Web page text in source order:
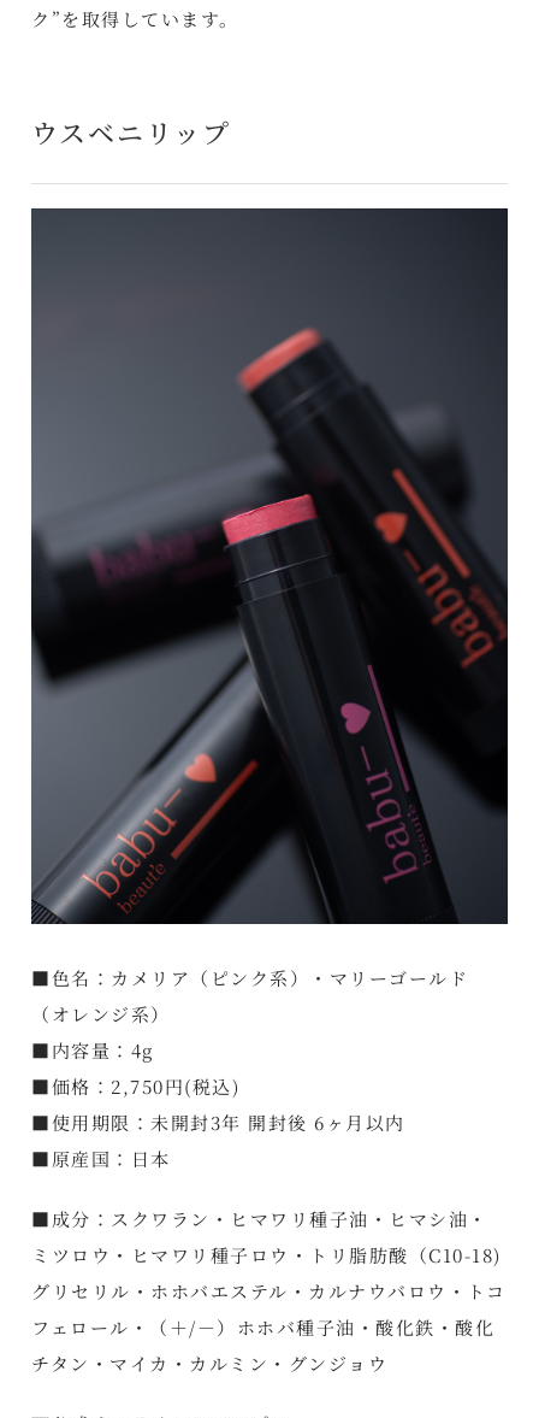
ク”を取得しています。
ウスベニリップ
■色名：カメリア（ピンク系）・マリーゴールド
（オレンジ系）
■内容量：4g
■価格：2,750円(税込)
■使用期限：未開封3年 開封後 6ヶ月以内
■原産国：日本
■成分：スクワラン・ヒマワリ種子油・ヒマシ油・
ミツロウ・ヒマワリ種子ロウ・トリ脂肪酸（C10-18)
グリセリル・ホホバエステル・カルナウバロウ・トコ
フェロール・（＋/－）ホホバ種子油・酸化鉄・酸化
チタン・マイカ・カルミン・グンジョウ